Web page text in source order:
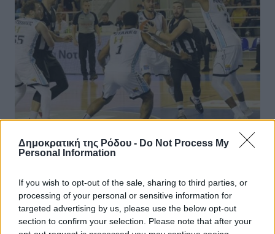
Δημοκρατική της Ρόδου - Do Not Process My
Personal Information
If you wish to opt-out of the sale, sharing to third parties, or
processing of your personal or sensitive information for
targeted advertising by us, please use the below opt-out
section to confirm your selection. Please note that after your
Ο νέος τρόπος διεξαγωγής του
Εντελώς ξεχωριστός είναι φέτος ο τρόπος διεξαγωγής
του κυπέλλου Ελλάδας και ο Κολοσσός εφόσον θέλει να
συμμετέχει στο F-8, θα πρέπει με το τέλος του α’ γύρου